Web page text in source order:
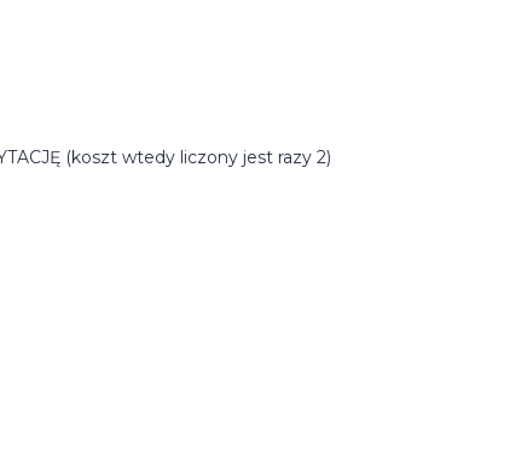
(koszt wtedy liczony jest razy 2)